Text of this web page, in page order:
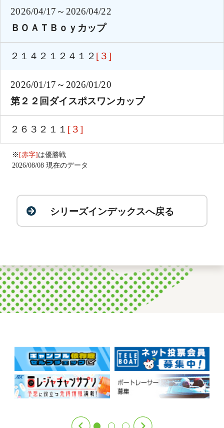
2026/04/17～2026/04/22
ＢＯＡＴＢｏｙカップ
２１４２１２４１２ [３]
2026/01/17～2026/01/20
第２２回ダイスポスワンカップ
２６３２１１ [３]
※[赤字]は優勝戦
2026/08/08 現在のデータ
シリーズインデックスへ戻る